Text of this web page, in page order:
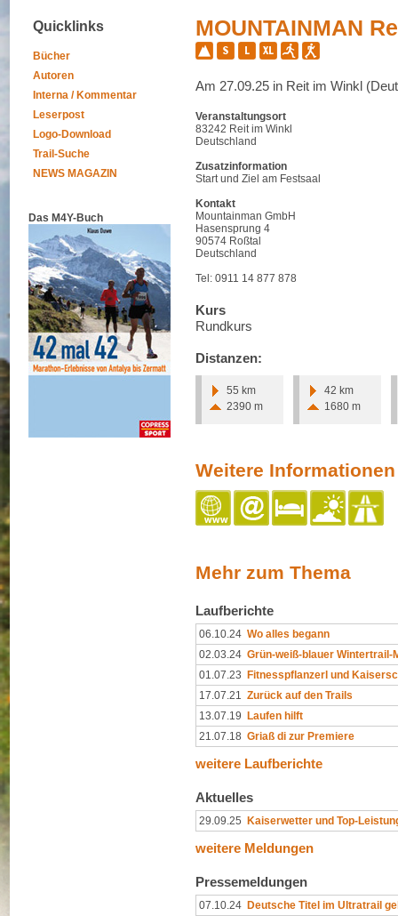
Quicklinks
Bücher
Autoren
Interna / Kommentar
Leserpost
Logo-Download
Trail-Suche
NEWS MAGAZIN
Das M4Y-Buch
MOUNTAINMAN
Am 27.09.25 in Reit im Winkl
Veranstaltungsort
83242 Reit im Winkl
Deutschland
Zusatzinformation
Start und Ziel am Festsaal
Kontakt
Mountainman GmbH
Hasensprung 4
90574 Roßtal
Deutschland
Tel: 0911 14 877 878
Kurs
Rundkurs
Distanzen:
55 km
2390 m
42 km
1680 m
Weitere Informationen
Mehr zum Thema
Laufberichte
06.10.24 Wo alles begann
02.03.24 Grün-weiß-blauer Wintertrail-
01.07.23 Fitnesspflanzerl und
17.07.21
Zurück auf den Trails
13.07.19 Laufen hilft
21.07.18 Griaß di zur Premiere
weitere Laufberichte
Aktuelles
29.09.25 Kaiserwetter und Top-
weitere Meldungen
Pressemeldungen
07.10.24 Deutsche Titel im Ultratrail